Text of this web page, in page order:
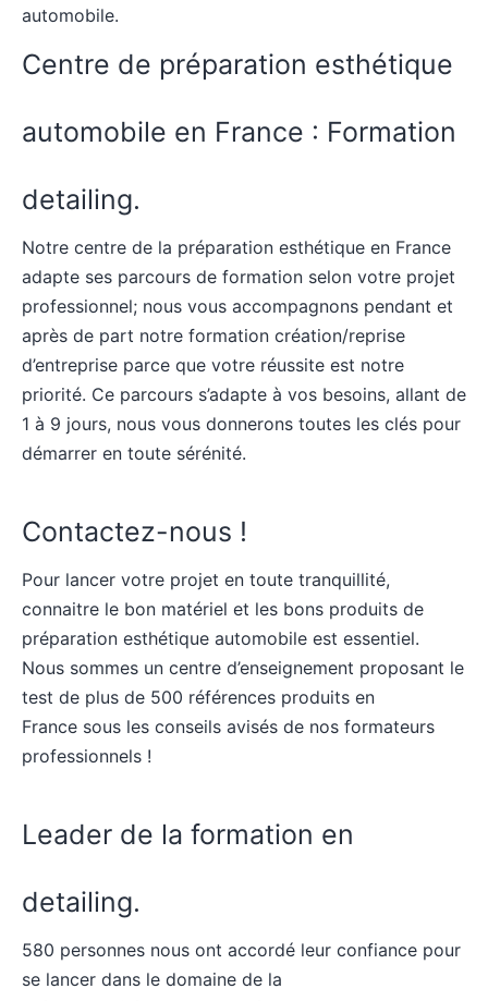
automobile.
Centre de préparation esthétique
automobile en France : Formation
detailing.
Notre centre de la préparation esthétique en France
adapte ses parcours de formation selon votre projet
professionnel; nous vous accompagnons pendant et
après de part notre formation création/reprise
d’entreprise parce que votre réussite est notre
priorité. Ce parcours s’adapte à vos besoins, allant de
1 à 9 jours, nous vous donnerons toutes les clés pour
démarrer en toute sérénité.
Contactez-nous !
Pour lancer votre projet en toute tranquillité,
connaitre le bon matériel et les bons produits de
préparation esthétique automobile est essentiel.
Nous sommes un centre d’enseignement proposant le
test de plus de 500 références produits en
France sous les conseils avisés de nos formateurs
professionnels !
Leader de la formation en
detailing.
580 personnes nous ont accordé leur confiance pour
se lancer dans le domaine de la